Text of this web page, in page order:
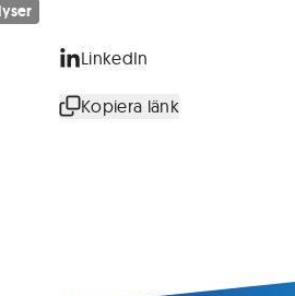
LinkedIn
Kopiera länk